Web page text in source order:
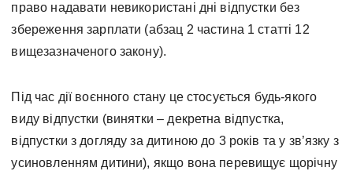
право надавати невикористані дні відпустки без
збереження зарплати (абзац 2 частина 1 статті 12
вищезазначеного закону).
Під час дії воєнного стану це стосується будь-якого
виду відпустки (винятки – декретна відпустка,
відпустки з догляду за дитиною до 3 років та у зв’язку з
усиновленням дитини), якщо вона перевищує щорічну